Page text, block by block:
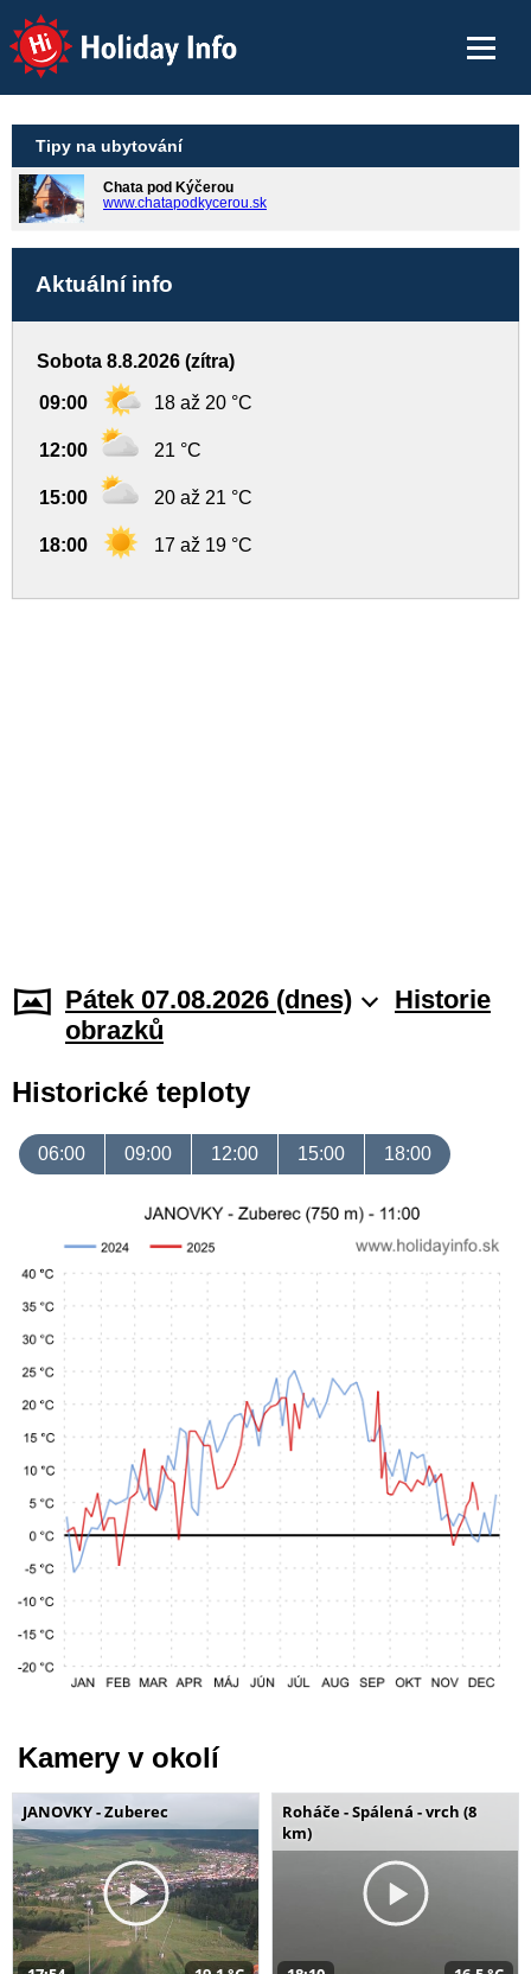
Holiday Info
Tipy na ubytování
Chata pod Kýčerou
www.chatapodkycerou.sk
Aktuální info
Sobota 8.8.2026 (zítra)
09:00 18 až 20 °C
12:00 21 °C
15:00 20 až 21 °C
18:00 17 až 19 °C
Pátek 07.08.2026 (dnes)
Historie
obrazků
Historické teploty
06:00 09:00 12:00 15:00 18:00
Kamery v okolí
JANOVKY - Zuberec
Roháče - Spálená - vrch (8
km)